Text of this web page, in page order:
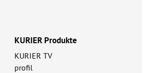
KURIER Produkte
KURIER TV
profil